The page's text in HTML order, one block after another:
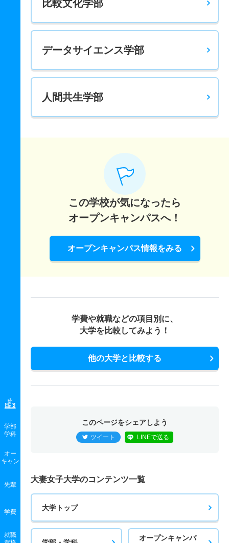
学部
学科
オー
キャン
先輩
学費
就職
比較文化学部
データサイエンス学部
人間共生学部
この学校が気になったら
オープンキャンパスへ！
オープンキャンパス情報をみる
学費や就職などの項目別に、
大学を比較してみよう！
他の大学と比較する
このページをシェアしよう
ツイート LINEで送る
大妻女子大学のコンテンツ一覧
大学トップ
オープンキャンパ